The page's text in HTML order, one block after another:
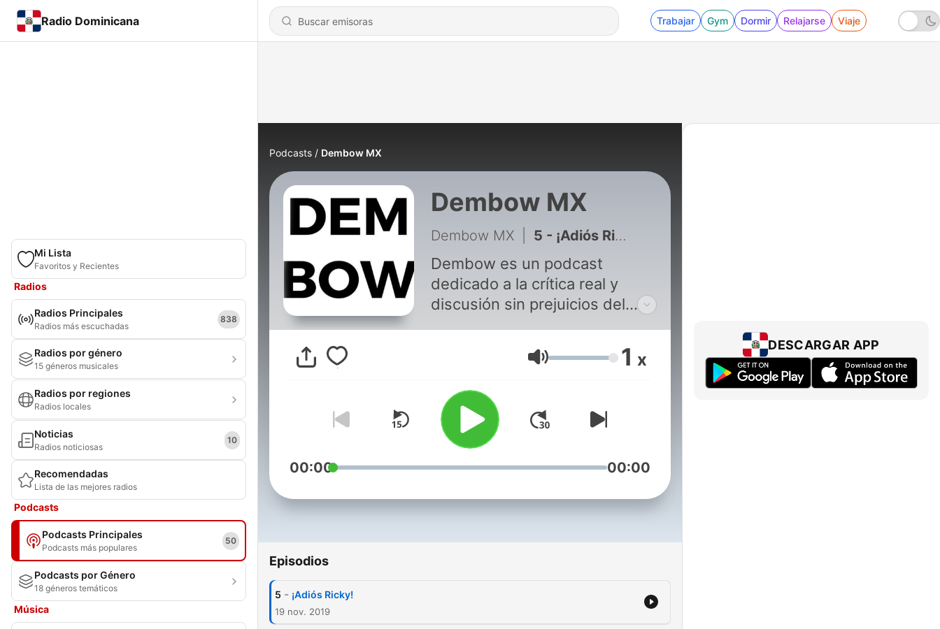
Radio Dominicana Trabajar Gym Dormir Relajarse Viaje
Mi Lista
Favoritos y Recientes
Radios
Radios Principales
Radios más escuchadas
838
Radios por género
15 géneros musicales
Radios por regiones
Radios locales
Noticias
Radios noticiosas
10
Recomendadas
Lista de las mejores radios
Podcasts
Podcasts Principales
Podcasts más populares
50
Podcasts por Género
18 géneros temáticos
Música
Podcasts Dembow MX
Dembow MX
Dembow MX 5 - ¡Adiós Ricky!
Dembow es un podcast
dedicado a la crítica real y
discusión sin prejuicios del
temporada nos dedicaremos a
ver que tanto el género ha
conversaciones. Bienvenidos.
Volumen 1 x
00:00 00:00
Episodios
5 - ¡Adiós Ricky!
19 nov. 2019
DESCARGAR APP